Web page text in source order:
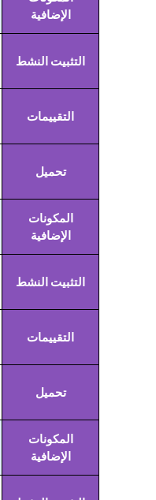
الإضافية
التثبيت النشط
التقييمات
تحميل
المكونات
الإضافية
التثبيت النشط
التقييمات
تحميل
المكونات
الإضافية